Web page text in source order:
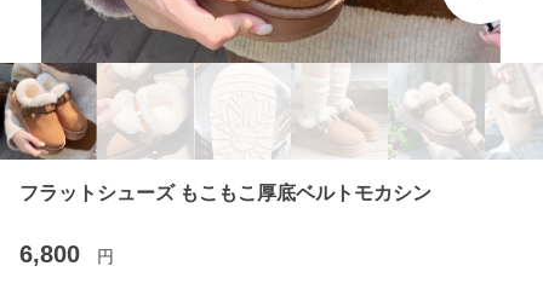
フラットシューズ もこもこ厚底ベルトモカシン
6,800 円